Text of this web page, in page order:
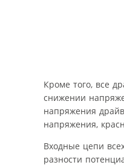
Кроме того, все
снижении
напряжения
напряжения,
Входные цепи
разности